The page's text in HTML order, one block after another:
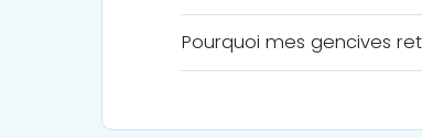
Pourquoi mes gencives